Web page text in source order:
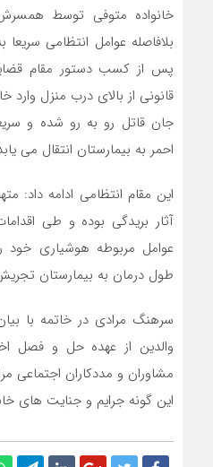
خانواده متوفي توسط
بلافاصله عوامل انتظامی
پس از کسب دستور مقام
قانوني از بالاي درب منزل
جان قاتل رو به رو شده و
احمر به بيمارستان انتقال مي
این مقام انتظامی ادامه داد:
آثار بريدگي بوده و طي
عوامل مربوطه هوشياري
طول درمان به بيمارستان
سرهنگ مرادي در خاتمه با
والدين از عهده حل و فصل
مشاوران و مددکاران اجتماعي
اين گونه جرايم و جنايت هاي